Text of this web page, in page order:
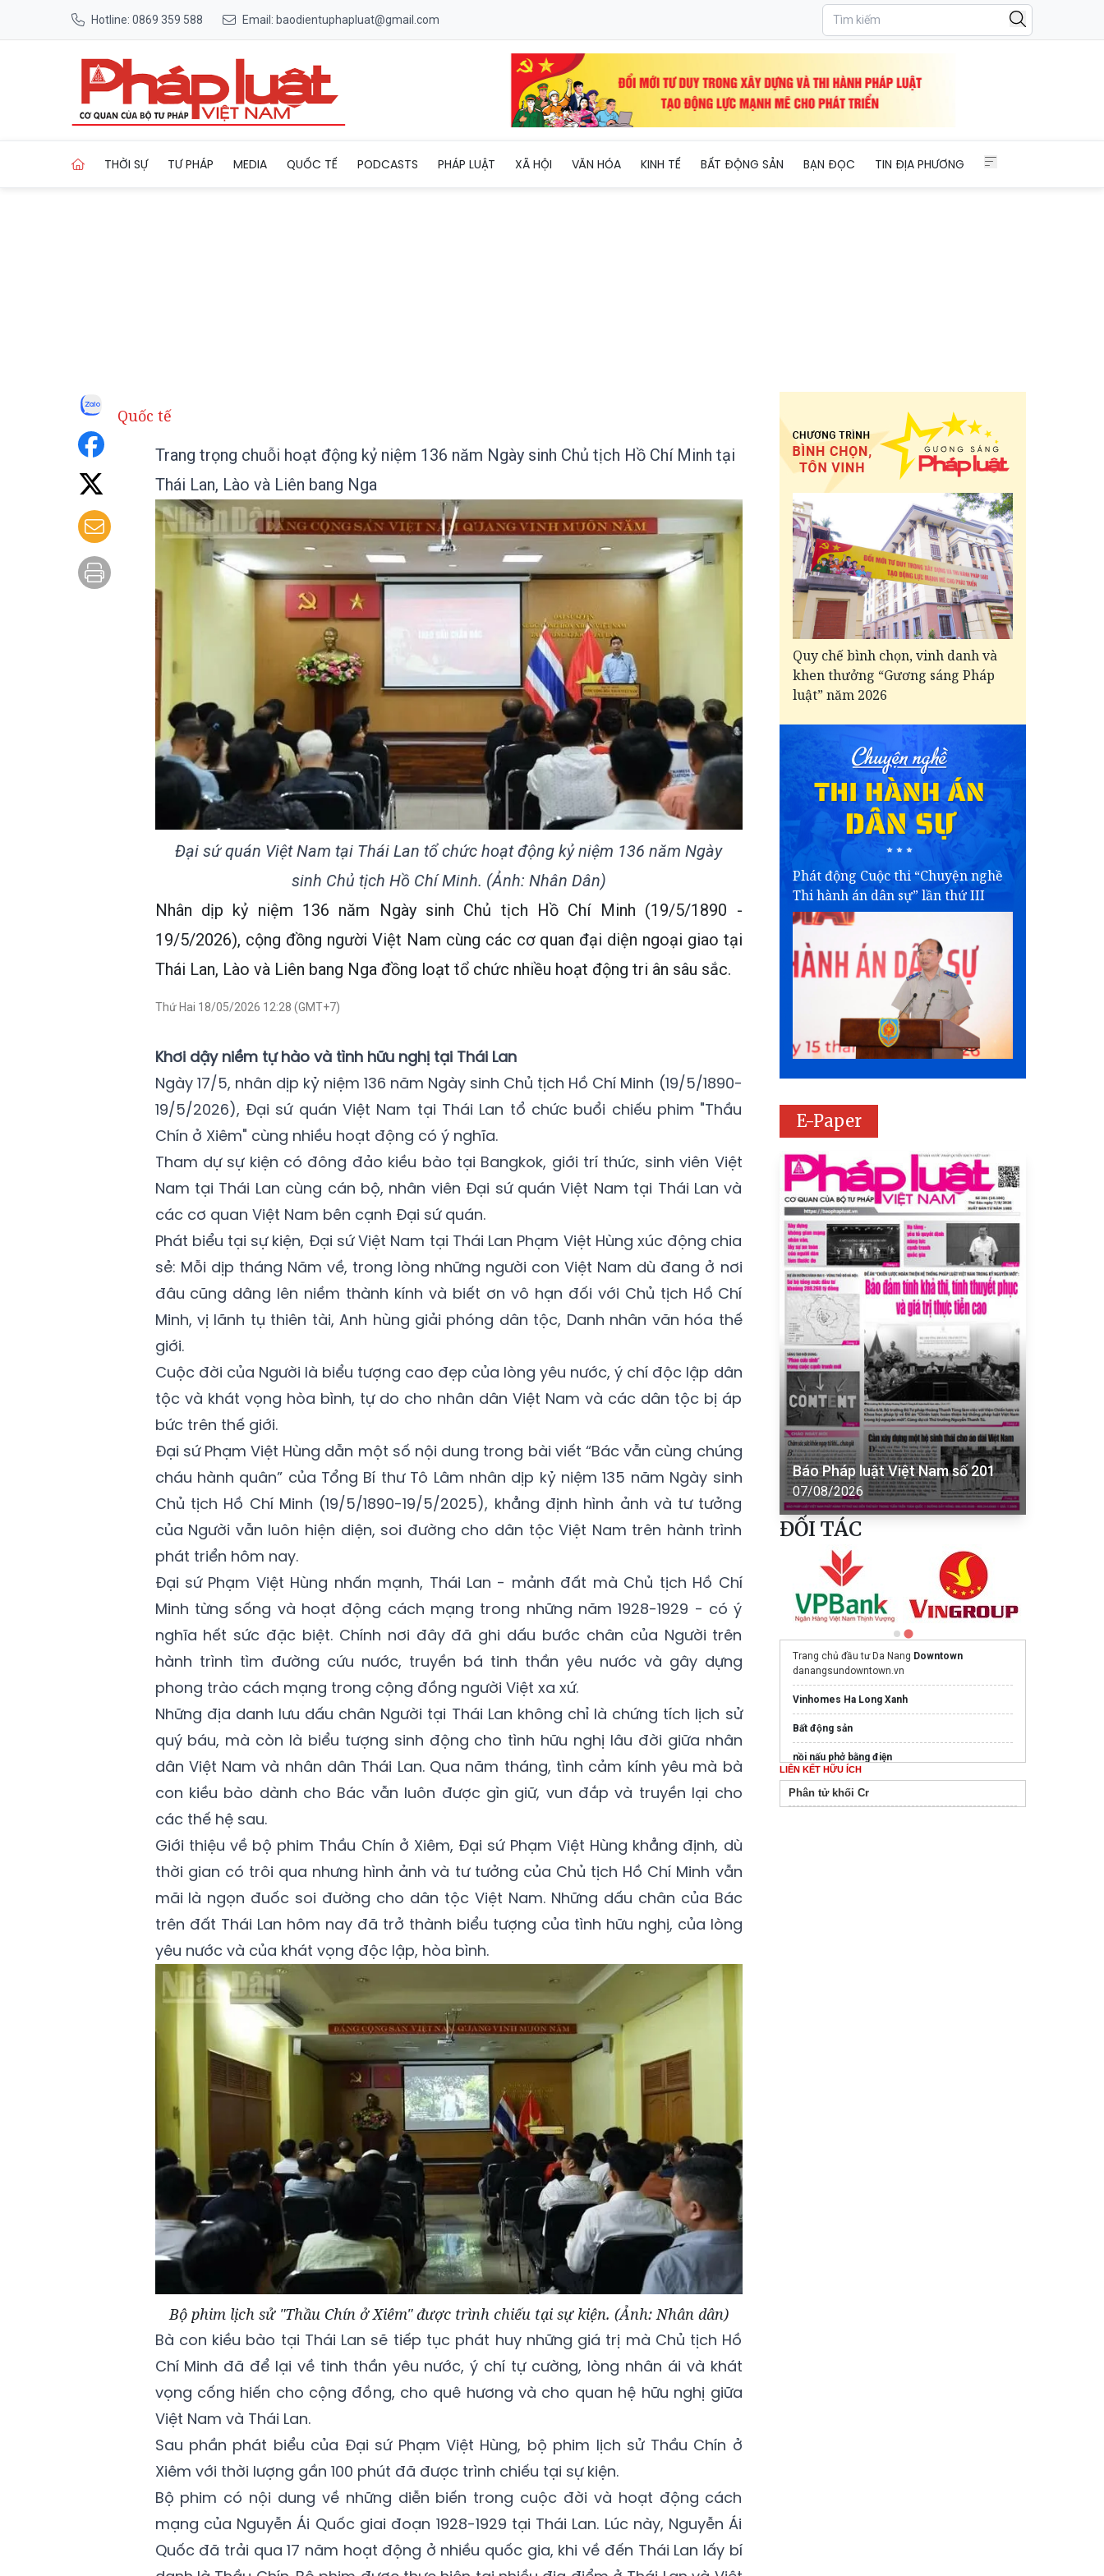
Hotline: 0869 359 588 Email: baodientuphapluat@gmail.com
THỜI SỰ TƯ PHÁP MEDIA QUỐC TẾ PODCASTS PHÁP LUẬT XÃ HỘI VĂN HÓA KINH TẾ BẤT ĐỘNG SẢN BẠN ĐỌC TIN ĐỊA PHƯƠNG
Quốc tế
Trang trọng chuỗi hoạt động kỷ niệm 136 năm Ngày sinh Chủ tịch Hồ Chí Minh tại
Thái Lan, Lào và Liên bang Nga
Đại sứ quán Việt Nam tại Thái Lan tổ chức hoạt động kỷ niệm 136 năm Ngày
sinh Chủ tịch Hồ Chí Minh. (Ảnh: Nhân Dân)
Nhân dịp kỷ niệm 136 năm Ngày sinh Chủ tịch Hồ Chí Minh (19/5/1890 -
19/5/2026), cộng đồng người Việt Nam cùng các cơ quan đại diện ngoại giao tại
Thái Lan, Lào và Liên bang Nga đồng loạt tổ chức nhiều hoạt động tri ân sâu sắc.
Thứ Hai 18/05/2026 12:28 (GMT+7)
Khơi dậy niềm tự hào và tình hữu nghị tại Thái Lan
Ngày 17/5, nhân dịp kỷ niệm 136 năm Ngày sinh Chủ tịch Hồ Chí Minh (19/5/1890-
19/5/2026), Đại sứ quán Việt Nam tại Thái Lan tổ chức buổi chiếu phim "Thầu
Chín ở Xiêm" cùng nhiều hoạt động có ý nghĩa.
Tham dự sự kiện có đông đảo kiều bào tại Bangkok, giới trí thức, sinh viên Việt
Nam tại Thái Lan cùng cán bộ, nhân viên Đại sứ quán Việt Nam tại Thái Lan và
các cơ quan Việt Nam bên cạnh Đại sứ quán.
Phát biểu tại sự kiện, Đại sứ Việt Nam tại Thái Lan Phạm Việt Hùng xúc động chia
sẻ: Mỗi dịp tháng Năm về, trong lòng những người con Việt Nam dù đang ở nơi
đâu cũng dâng lên niềm thành kính và biết ơn vô hạn đối với Chủ tịch Hồ Chí
Minh, vị lãnh tụ thiên tài, Anh hùng giải phóng dân tộc, Danh nhân văn hóa thế
giới.
Cuộc đời của Người là biểu tượng cao đẹp của lòng yêu nước, ý chí độc lập dân
tộc và khát vọng hòa bình, tự do cho nhân dân Việt Nam và các dân tộc bị áp
bức trên thế giới.
Đại sứ Phạm Việt Hùng dẫn một số nội dung trong bài viết “Bác vẫn cùng chúng
cháu hành quân” của Tổng Bí thư Tô Lâm nhân dịp kỷ niệm 135 năm Ngày sinh
Chủ tịch Hồ Chí Minh (19/5/1890-19/5/2025), khẳng định hình ảnh và tư tưởng
của Người vẫn luôn hiện diện, soi đường cho dân tộc Việt Nam trên hành trình
phát triển hôm nay.
Đại sứ Phạm Việt Hùng nhấn mạnh, Thái Lan - mảnh đất mà Chủ tịch Hồ Chí
Minh từng sống và hoạt động cách mạng trong những năm 1928-1929 - có ý
nghĩa hết sức đặc biệt. Chính nơi đây đã ghi dấu bước chân của Người trên
hành trình tìm đường cứu nước, truyền bá tinh thần yêu nước và gây dựng
phong trào cách mạng trong cộng đồng người Việt xa xứ.
Những địa danh lưu dấu chân Người tại Thái Lan không chỉ là chứng tích lịch sử
quý báu, mà còn là biểu tượng sinh động cho tình hữu nghị lâu đời giữa nhân
dân Việt Nam và nhân dân Thái Lan. Qua năm tháng, tình cảm kính yêu mà bà
con kiều bào dành cho Bác vẫn luôn được gìn giữ, vun đắp và truyền lại cho
các thế hệ sau.
Giới thiệu về bộ phim Thầu Chín ở Xiêm, Đại sứ Phạm Việt Hùng khẳng định, dù
thời gian có trôi qua nhưng hình ảnh và tư tưởng của Chủ tịch Hồ Chí Minh vẫn
mãi là ngọn đuốc soi đường cho dân tộc Việt Nam. Những dấu chân của Bác
trên đất Thái Lan hôm nay đã trở thành biểu tượng của tình hữu nghị, của lòng
yêu nước và của khát vọng độc lập, hòa bình.
Bộ phim lịch sử "Thầu Chín ở Xiêm" được trình chiếu tại sự kiện. (Ảnh: Nhân dân)
Bà con kiều bào tại Thái Lan sẽ tiếp tục phát huy những giá trị mà Chủ tịch Hồ
Chí Minh đã để lại về tinh thần yêu nước, ý chí tự cường, lòng nhân ái và khát
vọng cống hiến cho cộng đồng, cho quê hương và cho quan hệ hữu nghị giữa
Việt Nam và Thái Lan.
Sau phần phát biểu của Đại sứ Phạm Việt Hùng, bộ phim lịch sử Thầu Chín ở
Xiêm với thời lượng gần 100 phút đã được trình chiếu tại sự kiện.
Bộ phim có nội dung về những diễn biến trong cuộc đời và hoạt động cách
mạng của Nguyễn Ái Quốc giai đoạn 1928-1929 tại Thái Lan. Lúc này, Nguyễn Ái
Quốc đã trải qua 17 năm hoạt động ở nhiều quốc gia, khi về đến Thái Lan lấy bí
Quy chế bình chọn, vinh danh và
khen thưởng “Gương sáng Pháp
luật” năm 2026
Phát động Cuộc thi “Chuyện nghề
Thi hành án dân sự” lần thứ III
E-Paper
Báo Pháp luật Việt Nam số 201
07/08/2026
ĐỐI TÁC
Trang chủ đầu tư Da Nang Downtown
danangsundowntown.vn
Vinhomes Ha Long Xanh
Bất động sản
nồi nấu phở bằng điện
Mua nước hoa chính hãng tại
LIÊN KẾT HỮU ÍCH
Phân tử khối Cr